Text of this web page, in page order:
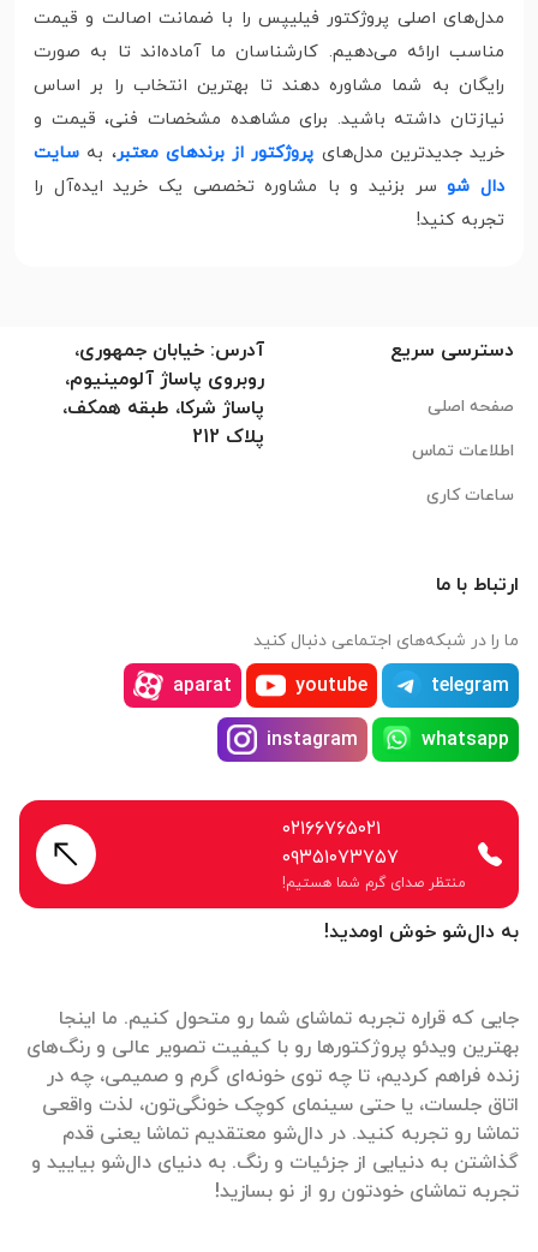
مدل‌های اصلی پروژکتور فیلیپس را با ضمانت اصالت و قیمت
مناسب ارائه می‌دهیم. کارشناسان ما آماده‌اند تا به صورت
رایگان به شما مشاوره دهند تا بهترین انتخاب را بر اساس
نیازتان داشته باشید. برای مشاهده مشخصات فنی، قیمت و
خرید جدیدترین مدل‌های پروژکتور از برندهای معتبر، به سایت
دال شوسر بزنید و با مشاوره تخصصی یک خرید ایده‌آل را
تجربه کنید!
به دال‌شو خوش اومدید!
جایی که قراره تجربه تماشای شما رو متحول کنیم. ما اینجا
بهترین ویدئو پروژکتورها رو با کیفیت تصویر عالی و رنگ‌های
زنده فراهم کردیم، تا چه توی خونه‌ای گرم و صمیمی، چه در
اتاق جلسات، یا حتی سینمای کوچک خونگی‌تون، لذت واقعی
تماشا رو تجربه کنید. در دال‌شو معتقدیم تماشا یعنی قدم
گذاشتن به دنیایی از جزئیات و رنگ. به دنیای دال‌شو بیایید و
تجربه تماشای خودتون رو از نو بسازید!
دسترسی سریع
صفحه اصلی
اطلاعات تماس
ساعات کاری
آدرس: خیابان جمهوری،
روبروی پاساژ آلومینیوم،
پاساژ شرکا، طبقه همکف،
پلاک 212
ارتباط با ما
ما را در شبکه‌های اجتماعی دنبال کنید
telegram
youtube
aparat
whatsapp
instagram
۰۲۱۶۶۷۶۵۰۲۱
۰۹۳۵۱۰۷۳۷۵۷
منتظر صدای گرم شما هستیم!